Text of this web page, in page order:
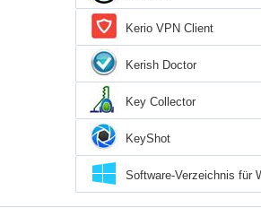
Kerio VPN Client
Kerish Doctor
Key Collector
KeyShot
Software-Verzeichnis für